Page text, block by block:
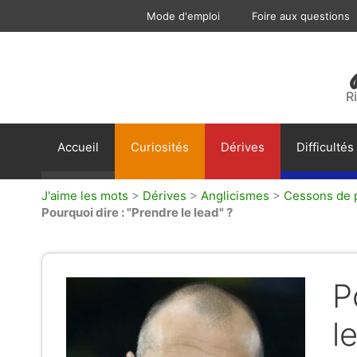
Mode d'emploi Foire aux questions
Accueil Curiosités Dérives Difficultés
J'aime les mots > Dérives > Anglicismes > Cessons de
Pourquoi dire : "Prendre le lead" ?